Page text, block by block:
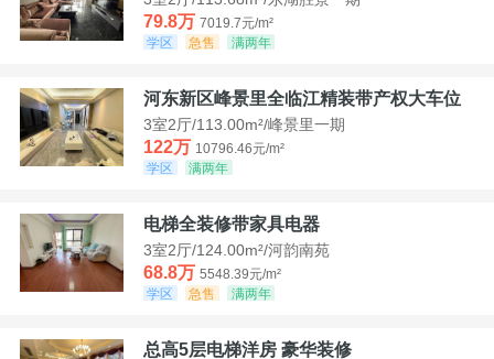
79.8万 7019.7元/m²
学区
急售 满两年
河东新区峰景里全临江精装带产权大车位
3室2厅/113.00m²/峰景里一期
122万 10796.46元/m²
学区
满两年
电梯全装修带家具电器
3室2厅/124.00m²/河韵南苑
68.8万 5548.39元/m²
学区
急售 满两年
总高5层电梯洋房 豪华装修